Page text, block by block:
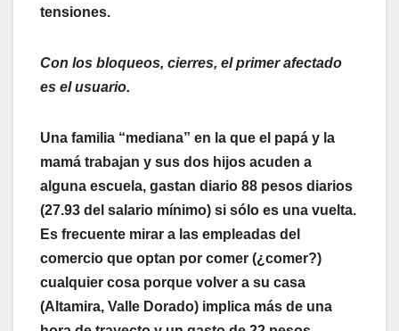
tensiones.
Con los bloqueos, cierres, el primer afectado
es el usuario.
Una familia “mediana” en la que el papá y la
mamá trabajan y sus dos hijos acuden a
alguna escuela, gastan diario 88 pesos diarios
(27.93 del salario mínimo) si sólo es una vuelta.
Es frecuente mirar a las empleadas del
comercio que optan por comer (¿comer?)
cualquier cosa porque volver a su casa
(Altamira, Valle Dorado) implica más de una